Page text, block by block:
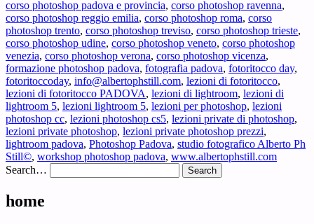
corso photoshop padova e provincia, corso photoshop ravenna,
corso photoshop reggio emilia, corso photoshop roma, corso
photoshop trento, corso photoshop treviso, corso photoshop trieste,
corso photoshop udine, corso photoshop veneto, corso photoshop
venezia, corso photoshop verona, corso photoshop vicenza,
formazione photoshop padova, fotografia padova, fotoritocco day,
fotoritoccoday, info@albertophstill.com, lezioni di fotoritocco,
lezioni di fotoritocco PADOVA, lezioni di lightroom, lezioni di
lightroom 5, lezioni lightroom 5, lezioni per photoshop, lezioni
photoshop cc, lezioni photoshop cs5, lezioni private di photoshop,
lezioni private photoshop, lezioni private photoshop prezzi,
lightroom padova, Photoshop Padova, studio fotografico Alberto Ph
Still©, workshop photoshop padova, www.albertophstill.com
Search…
home